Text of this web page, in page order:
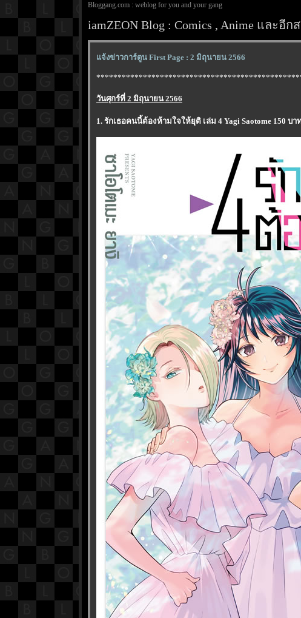
Bloggang.com : weblog for you and your gang
iamZEON Blog : Comics , Anime และอีก
จ้งข่าวการ์ตูน First Page : 2 มิถุนายน 2566
วันศุกร์ที่ 2 มิถุนายน 2566
1. รักเธอคนนี้ต้องห้ามใจให้ยุติ เล่ม 4 Yagi Saotome 150 บา